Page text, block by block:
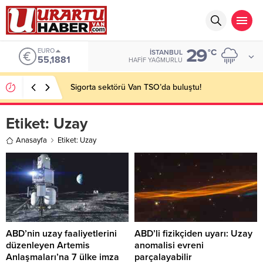
EURO
55,1881
İSTANBUL
HAFIF YAĞMURLU 29°C
Sigorta sektörü Van TSO’da buluştu!
Etiket: Uzay
Anasayfa Etiket: Uzay
ABD’nin uzay faaliyetlerini
düzenleyen Artemis
Anlaşmaları’na 7 ülke imza
ABD’li fizikçiden uyarı: Uzay
anomalisi evreni
parçalayabilir